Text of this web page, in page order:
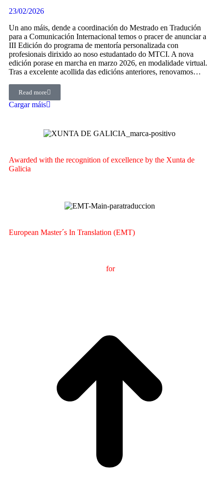
23/02/2026
Un ano máis, dende a coordinación do Mestrado en Tradución
para a Comunicación Internacional temos o pracer de anunciar a
III Edición do programa de mentoría personalizada con
profesionais dirixido ao noso estudantado do MTCI. A nova
edición porase en marcha en marzo 2026, en modalidade virtual.
Tras a excelente acollida das edicións anteriores, renovamos…
Read more
Cargar máis
Awarded with the recognition of excellence by the Xunta de
Galicia
European Master´s In Translation (EMT)
forInternational